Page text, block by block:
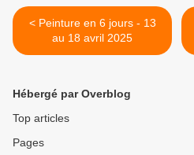
< Peinture en 6 jours - 13
au 18 avril 2025
Hébergé par Overblog
Top articles
Pages